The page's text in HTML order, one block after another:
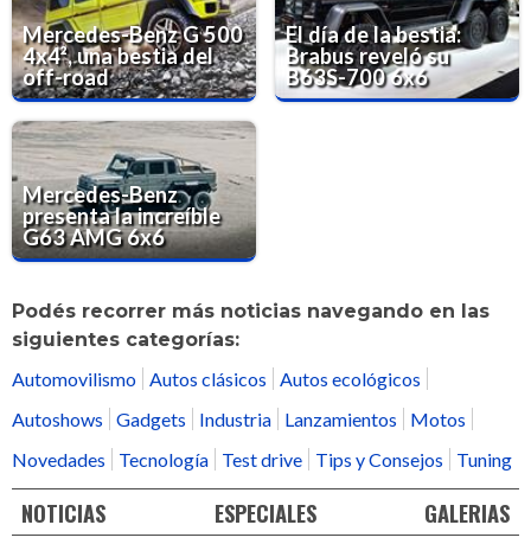
Mercedes-Benz G 500
4x4², una bestia del
off-road
El día de la bestia:
Brabus reveló su
B63S-700 6x6
Mercedes-Benz
presenta la increíble
G63 AMG 6x6
Podés recorrer más noticias navegando en las
siguientes categorías:
Automovilismo Autos clásicos
Autos ecológicos
Autoshows
Gadgets Industria Lanzamientos
Motos
Novedades
Tecnología Test drive Tips y Consejos Tuning
NOTICIAS ESPECIALES GALERIAS